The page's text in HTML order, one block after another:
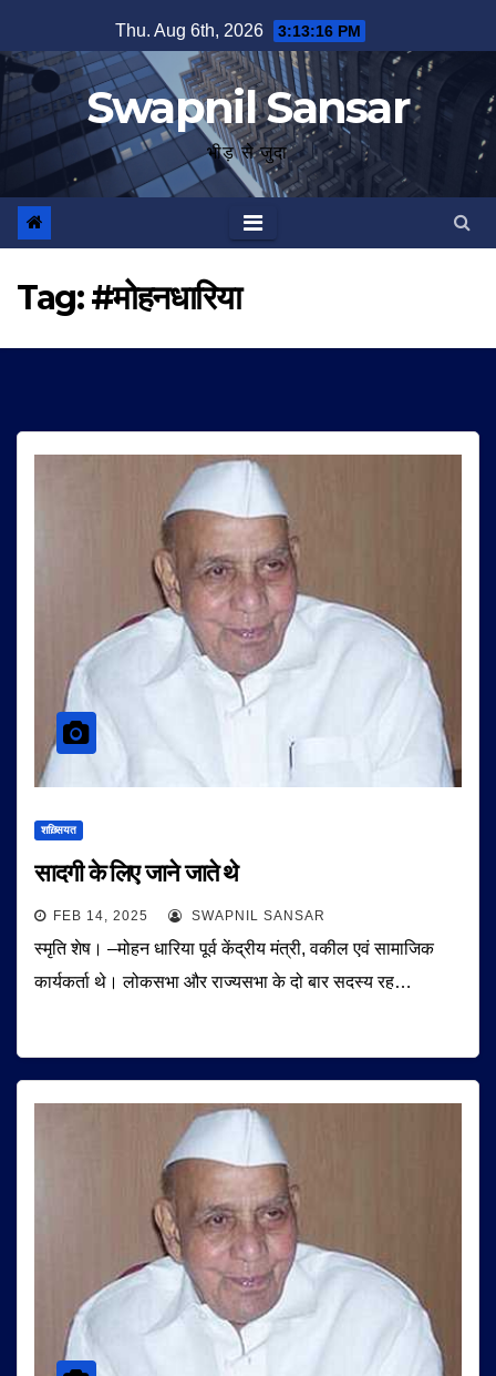
to
content
Thu. Aug 6th, 2026 3:13:17 PM
Swapnil Sansar
भीड़ से जुदा
Tag:#मोहनधारिया
शख़्सियत
सादगी के लिए जाने जाते थे
FEB 14, 2025 SWAPNIL SANSAR
स्मृति शेष। –मोहन धारिया पूर्व केंद्रीय मंत्री, वकील एवं सामाजिक
कार्यकर्ता थे। लोकसभा और राज्यसभा के दो बार सदस्य रह…